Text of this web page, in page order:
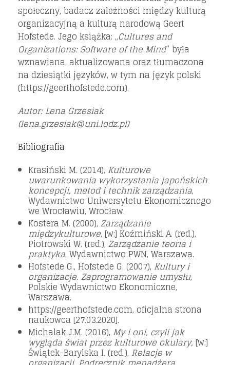
społeczny, badacz zależności między kulturą
organizacyjną a kulturą narodową Geert
Hofstede. Jego książka: „Cultures and
Organizations: Software of the Mind” była
wznawiana, aktualizowana oraz tłumaczona
na dziesiątki języków, w tym na język polski
(https://geerthofstede.com).
Autor: Lena Grzesiak
(lena.grzesiak@uni.lodz.pl)
Bibliografia
Krasiński M. (2014), Kulturowe
uwarunkowania wykorzystania japońskich
koncepcji, metod i technik zarządzania,
Wydawnictwo Uniwersytetu Ekonomicznego
we Wrocławiu, Wrocław.
Kostera M. (2000), Zarządzanie
międzykulturowe, [w:] Koźmiński A. (red.),
Piotrowski W. (red.), Zarządzanie teoria i
praktyka, Wydawnictwo PWN, Warszawa.
Hofstede G., Hofstede G. (2007), Kultury i
organizacje. Zaprogramowanie umysłu,
Polskie Wydawnictwo Ekonomiczne,
Warszawa.
https://geerthofstede.com, oficjalna strona
naukowca [27.03.2020].
Michalak J.M. (2016), My i oni, czyli jak
wygląda świat przez kulturowe okulary, [w:]
Świątek-Barylska I. (red.), Relacje w